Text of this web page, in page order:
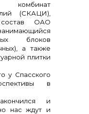
комбинат
(СКАЦИ),
ОАО
блоков
а также
плитки
у Спасского
в
и
нас ждут и